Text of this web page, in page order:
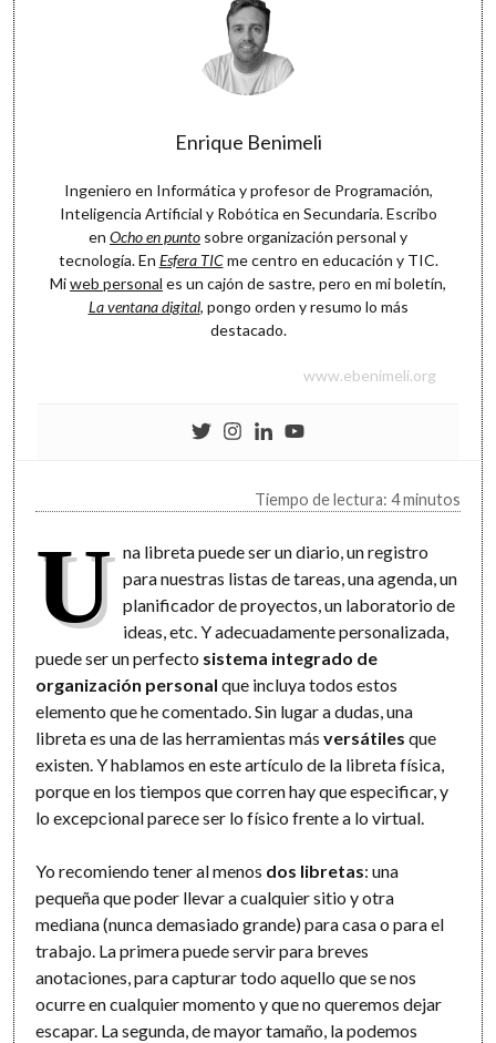
Enrique Benimeli
Ingeniero en Informática y profesor de Programación,
Inteligencia Artificial y Robótica en Secundaria. Escribo
en Ocho en punto sobre organización personal y
tecnología. En Esfera TICme centro en educación y TIC.
Miweb personal es un cajón de sastre, pero en mi boletín,
La ventana digital, pongo orden y resumo lo más
destacado.
www.ebenimeli.org
Tiempo de lectura: 4 minutos
U na libreta puede ser un diario, un registro
para nuestras listas de tareas, una agenda, un
planificador de proyectos, un laboratorio de
ideas, etc. Y adecuadamente personalizada,
puede ser un perfecto sistema integrado de
organización personal que incluya todos estos
elemento que he comentado. Sin lugar a dudas, una
libreta es una de las herramientas másversátiles que
existen. Y hablamos en este artículo de la libreta física,
porque en los tiempos que corren hay que especificar, y
lo excepcional parece ser lo físico frente a lo virtual.
Yo recomiendo tener al menos dos libretas: una
pequeña que poder llevar a cualquier sitio y otra
mediana (nunca demasiado grande) para casa o para el
trabajo. La primera puede servir para breves
anotaciones, para capturar todo aquello que se nos
ocurre en cualquier momento y que no queremos dejar
escapar. La segunda, de mayor tamaño, la podemos